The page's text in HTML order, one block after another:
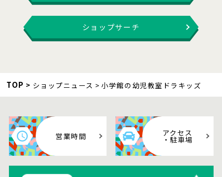
ショップサーチ
TOP ショップニュース 小学館の幼児教室ドラキッズ
営業時間 アクセス
・駐車場